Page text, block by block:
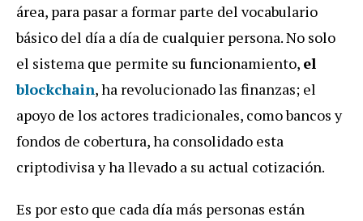
área, para pasar a formar parte del vocabulario
básico del día a día de cualquier persona. No solo
el sistema que permite su funcionamiento, el
blockchain, ha revolucionado las finanzas; el
apoyo de los actores tradicionales, como bancos y
fondos de cobertura, ha consolidado esta
criptodivisa y ha llevado a su actual cotización.
Es por esto que cada día más personas están